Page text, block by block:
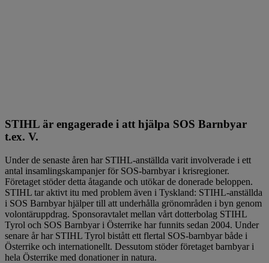
STIHL är engagerade i att hjälpa SOS Barnbyar
t.ex. V.
Under de senaste åren har STIHL-anställda varit involverade i ett
antal insamlingskampanjer för SOS-barnbyar i krisregioner.
Företaget stöder detta åtagande och utökar de donerade beloppen.
STIHL tar aktivt itu med problem även i Tyskland: STIHL-anställda
i SOS Barnbyar hjälper till att underhålla grönområden i byn genom
volontäruppdrag. Sponsoravtalet mellan vårt dotterbolag STIHL
Tyrol och SOS Barnbyar i Österrike har funnits sedan 2004. Under
senare år har STIHL Tyrol bistått ett flertal SOS-barnbyar både i
Österrike och internationellt. Dessutom stöder företaget barnbyar i
hela Österrike med donationer in natura.